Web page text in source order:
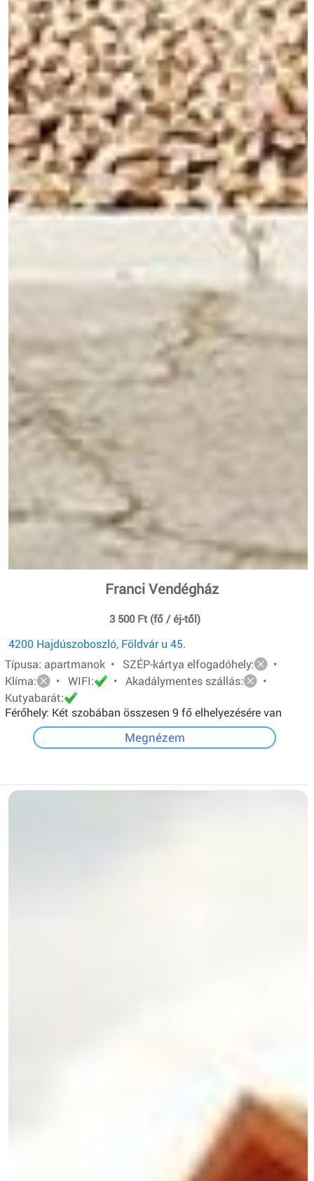
Franci Vendégház
3 500 Ft (fő / éj-től)
4200 Hajdúszoboszló, Földvár u 45.
Típusa: apartmanok • SZÉP-kártya elfogadóhely:
•
Klíma:
• WIFI: • Akadálymentes szállás:
•
Kutyabarát:
Férőhely: Két szobában összesen 9 fő elhelyezésére van
lehetőség.A földszinti apartman 4 férőhelyes, egyszerű
felszereltségű. Emeleti apartman 5 férőhelyes, teljesen
Megnézem